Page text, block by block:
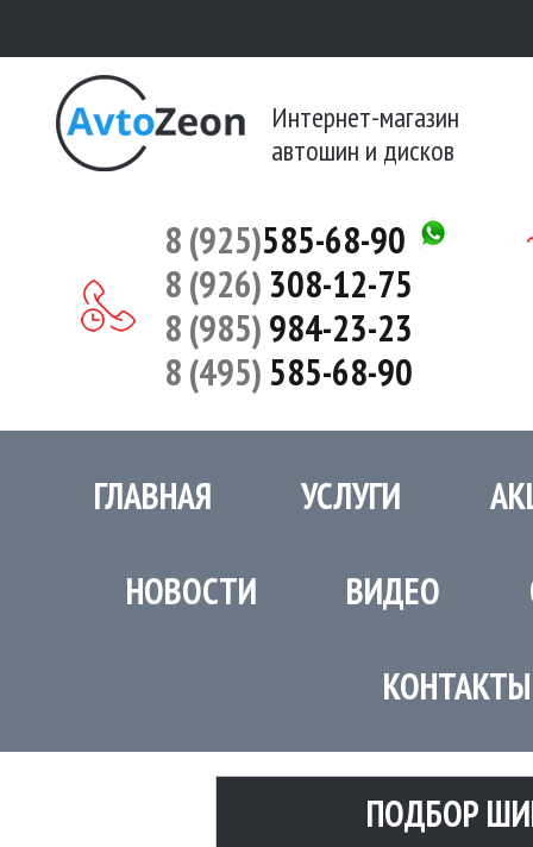
Интернет-магазин
автошин и дисков
8 (925)585-68-90
8 (926) 308-12-75
8 (985)984-23-23
8 (495)585-68-90
ГЛАВНАЯ УСЛУГИ
НОВОСТИ ВИДЕО
КОНТАКТЫ
ПОДБОР